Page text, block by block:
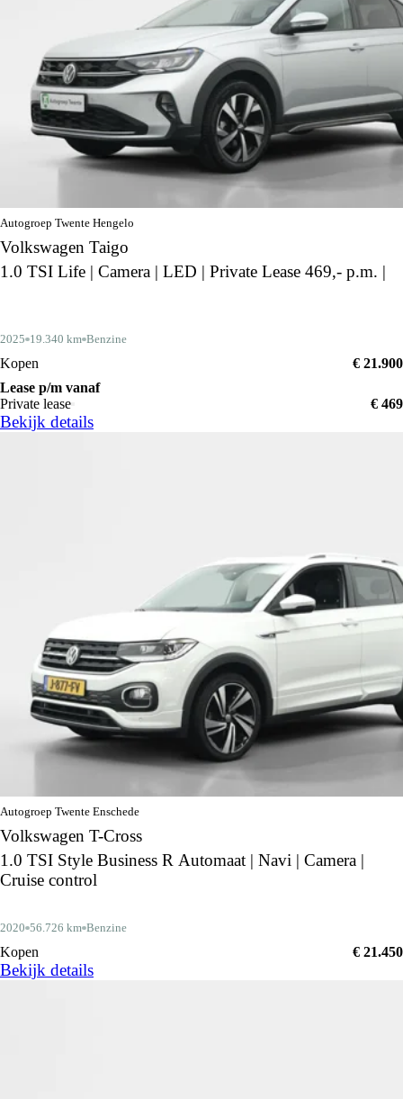
Autogroep Twente Hengelo
Volkswagen Taigo
1.0 TSI Life | Camera | LED | Private Lease 469,- p.m. |
2025 19.340 km Benzine
Kopen
€ 21.900
Lease p/m vanaf
Private lease
€ 469
Bekijk details
Autogroep Twente Enschede
Volkswagen T-Cross
1.0 TSI Style Business R Automaat | Navi | Camera |
Cruise control
2020 56.726 km Benzine
Kopen € 21.450
Bekijk details